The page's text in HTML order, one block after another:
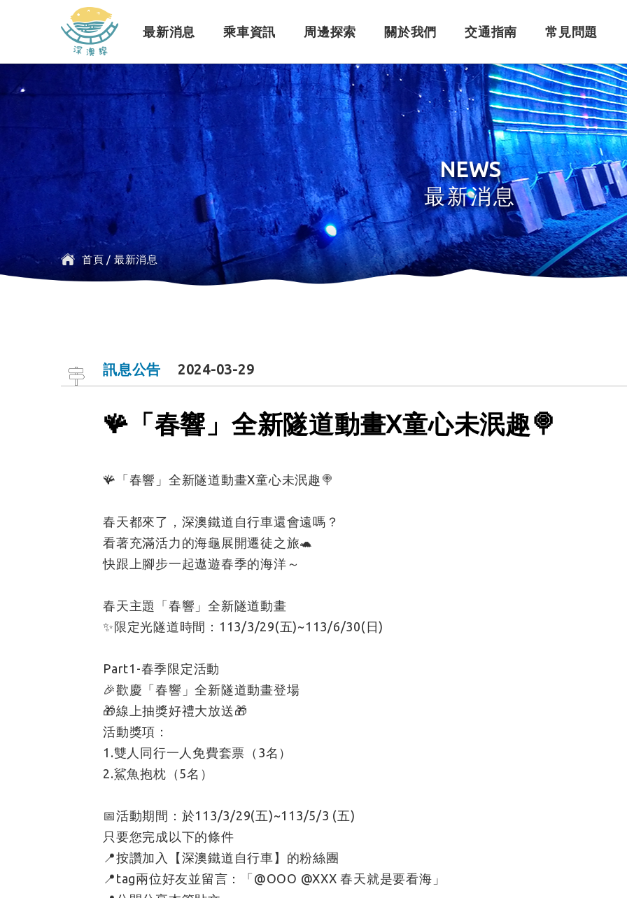
最新消息
訊息公告
乘車資訊
行車路線 票價時刻 購票須知 訂票系統
周邊探索
景點介紹 探索行程介紹
關於我們
緣起簡介 設施介紹 角色介紹 車體設計
交通指南
公車 自行開車
常見問題
一般問題 訂票問題 訂單問題 搭乘問題
NEWS
最新消息
首頁 /最新消息
訊息公告 2024-03-29
🪸「春響」全新隧道動畫X童心未泯趣🍭
🪸「春響」全新隧道動畫X童心未泯趣🍭
春天都來了，深澳鐵道自行車還會遠嗎？
看著充滿活力的海龜展開遷徒之旅🐢
快跟上腳步一起遨遊春季的海洋～
春天主題「春響」全新隧道動畫
✨限定光隧道時間：113/3/29(五)~113/6/30(日)
Part1-春季限定活動
🎉歡慶「春響」全新隧道動畫登場
🎁線上抽獎好禮大放送🎁
活動獎項：
1.雙人同行一人免費套票（3名）
2.鯊魚抱枕（5名）
📅活動期間：於113/3/29(五)~113/5/3 (五)
只要您完成以下的條件
📍按讚加入【深澳鐵道自行車】的粉絲團
📍tag兩位好友並留言：「@OOO @XXX 春天就是要看海」